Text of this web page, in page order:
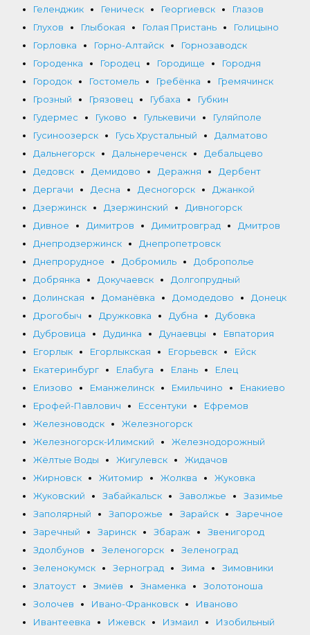
Геленджик
Геническ Георгиевск
Глазов
Глухов
Глыбокая Голая Пристань
Голицыно
Горловка
Горно-Алтайск
Горнозаводск
Городенка
Городец Городище
Городня
Городок
Гостомель Гребёнка
Гремячинск
Грозный
Грязовец Губаха
Губкин
Гудермес
Гуково Гулькевичи
Гуляйполе
Гусиноозерск
Гусь Хрустальный
Далматово
Дальнегорск
Дальнереченск
Дебальцево
Дедовск
Демидово Деражня
Дербент
Дергачи
Десна Десногорск
Джанкой
Дзержинск
Дзержинский
Дивногорск
Дивное
Димитров Димитровград
Дмитров
Днепродзержинск
Днепропетровск
Днепрорудное
Добромиль
Доброполье
Добрянка
Докучаевск
Долгопрудный
Долинская
Доманёвка Домодедово
Донецк
Дрогобыч
Дружковка Дубна
Дубовка
Дубровица
Дудинка Дунаевцы
Евпатория
Егорлык
Егорлыкская Егорьевск
Ейск
Екатеринбург
Елабуга Елань
Елец
Елизово
Еманжелинск Емильчино
Енакиево
Ерофей-Павлович
Ессентуки
Ефремов
Железноводск
Железногорск
Железногорск-Илимский
Железнодорожный
Жёлтые Воды
Жигулевск
Жидачов
Жирновск
Житомир Жолква
Жуковка
Жуковский
Забайкальск Заволжье
Зазимье
Заполярный
Запорожье Зарайск
Заречное
Заречный
Заринск Збараж
Звенигород
Здолбунов
Зеленогорск
Зеленоград
Зеленокумск
Зерноград Зима
Зимовники
Златоуст
Змиёв Знаменка
Золотоноша
Золочев
Ивано-Франковск
Иваново
Ивантеевка
Ижевск Измаил
Изобильный